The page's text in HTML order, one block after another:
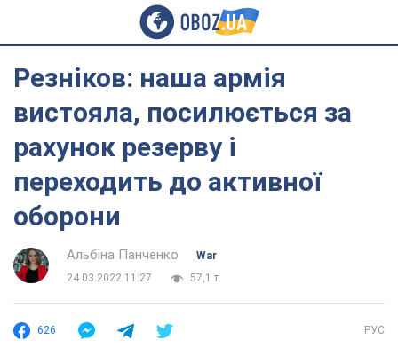
Резніков: наша армія
вистояла, посилюється за
рахунок резерву і
переходить до активної
оборони
Альбіна Панченко
War
24.03.2022 11:27
57,1 т.
626 РУС